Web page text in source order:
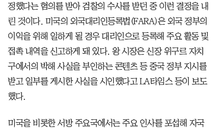
정했다는 혐의를 받아 검찰의 수사를 받던 중 이런 결정을 내
린 것이다. 미국의 외국대리인등록법(FARA)은 외국 정부의
이익을 위해 일하게 될 경우 대리인으로 등록해 주요 활동 및
접촉 내역을 신고하게 돼 있다. 왕 시장은 신장 위구르 자치
구에서의 박해 사실을 부인하는 콘텐츠 등 중국 정부 지시를
받고 일부를 게시한 사실을 시인했다고 LA타임스 등이 보도
했다.
미국을 비롯한 서방 주요국에서는 주요 인사를 포섭해 자국